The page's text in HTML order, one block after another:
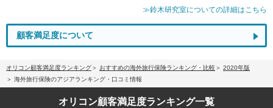
≫鈴木研究室についての詳細はこちら
顧客満足度について
オリコン顧客満足度ランキング おすすめの海外旅行保険ランキング・比較
2020年版
海外旅行保険のアジアランキング・口コミ情報
オリコン顧客満足度ランキング一覧